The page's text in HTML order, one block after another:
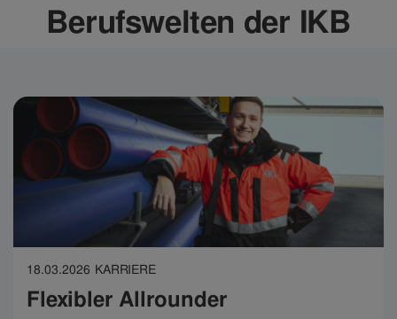
Berufswelten der IKB
18.03.2026 KARRIERE
Flexibler Allrounder